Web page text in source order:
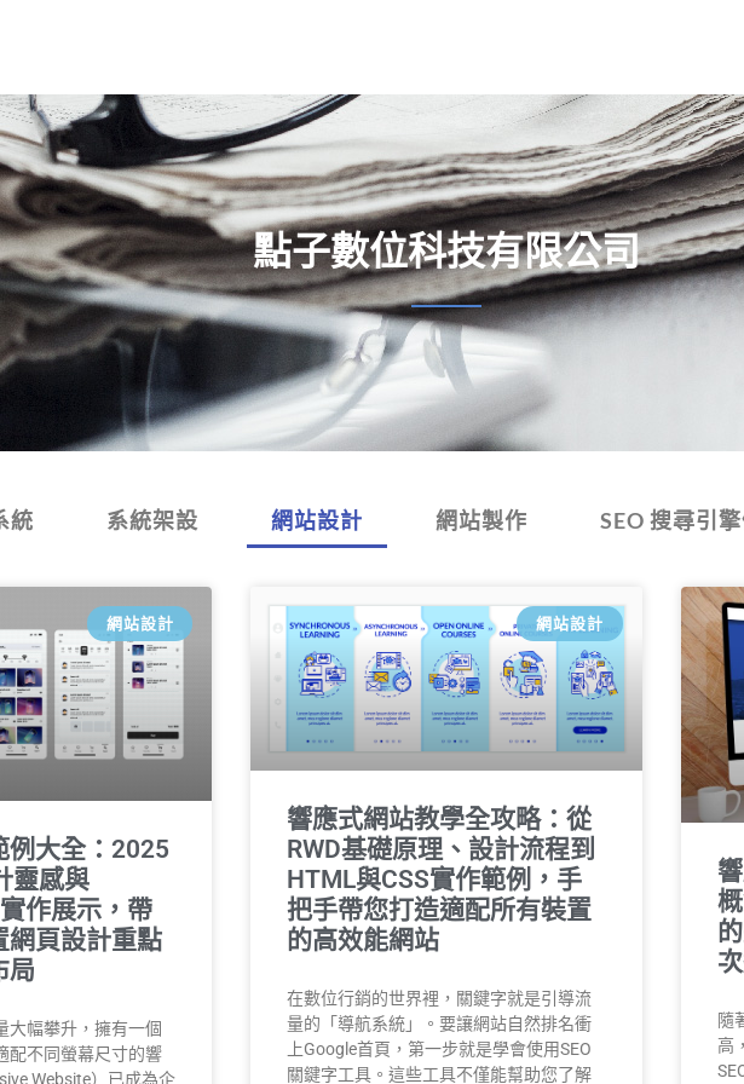
點子數位科技有限公司
統 系統架設 網站設計 網站製作 SEO 搜尋引
網站設計
例大全：2025
靈感與
作展示，帶
網頁設計重點
局
大幅攀升，擁有一個
配不同螢幕尺寸的響
Website）已成為企
網站設計
響應式網站教學全攻略：從
RWD基礎原理、設計流程到
HTML與CSS實作範例，手
把手帶您打造適配所有裝置
的高效能網站
在數位行銷的世界裡，關鍵字就是引導流
量的「導航系統」。要讓網站自然排名衝
上Google首頁，第一步就是學會使用SEO
關鍵字工具。這些工具不僅能幫助您了解
隨
高